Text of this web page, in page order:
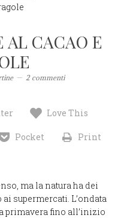
AL CACAO E
2 commenti
Love This
Pocket Print
ma la natura ha dei
supermercati. L’ondata
primavera fino all’inizio